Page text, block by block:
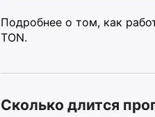
Подробнее о том, как
TON.
Сколько длится